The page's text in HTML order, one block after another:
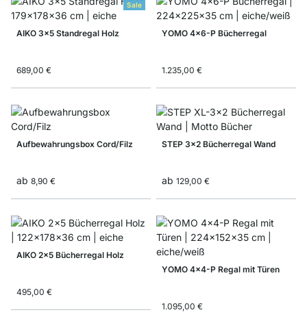
Sale
AIKO 3x5 Standregal Holz
689,00 €
YOMO 4x6-P Bücherregal
1.235,00 €
Aufbewahrungsbox Cord/Filz
ab 8,90 €
STEP 3x2 Bücherregal Wand
ab 129,00 €
AIKO 2x5 Bücherregal Holz
495,00 €
YOMO 4x4-P Regal mit Türen
1.095,00 €